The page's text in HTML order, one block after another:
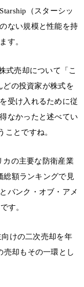
（スターシッ
ない規模と性能を持
す。
式売却について「こ
どの投資家が株式を
受け入れるために従
なかったと述べてい
ことですね。
カの主要な防衛産業
総額ランキングで見
バンク・オブ・アメ
す。
けの二次売却を年
売却もその一環とし